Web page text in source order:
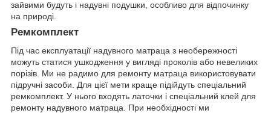
зайвими будуть і надувні подушки, особливо для відпочинку
на природі.
Ремкомплект
Під час експлуатації надувного матраца з необережності
можуть статися ушкодження у вигляді проколів або невеликих
порізів. Ми не радимо для ремонту матраца використовувати
підручні засоби. Для цієї мети краще підійдуть спеціальний
ремкомплект. У нього входять латочки і спеціальний клей для
ремонту надувного матраца. При необхідності ми